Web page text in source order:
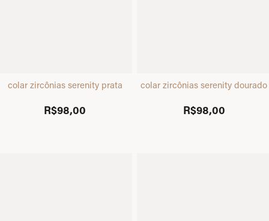
colar zircônias serenity prata
R$98,00
colar zircônias serenity dourado
R$98,00